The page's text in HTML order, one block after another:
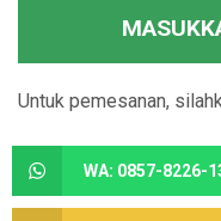
Untuk pemesanan,
WA: 0857-8226-